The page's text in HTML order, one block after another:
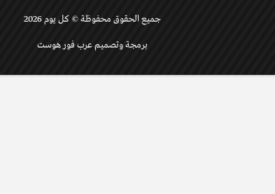
جميع الحقوق محفوظة © كل يوم 2026
برمجة وتصميم عرب فور هوست